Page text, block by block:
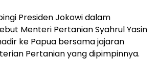
Presiden Jokowi dalam
Menteri Pertanian Syahrul Yasin
ke Papua bersama jajaran
Pertanian yang dipimpinnya.